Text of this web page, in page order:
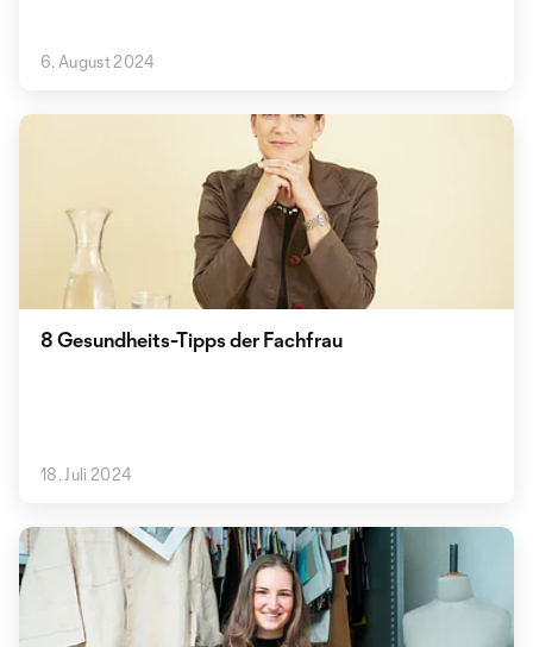
6. August 2024
8 Gesundheits-Tipps der Fachfrau
18. Juli 2024